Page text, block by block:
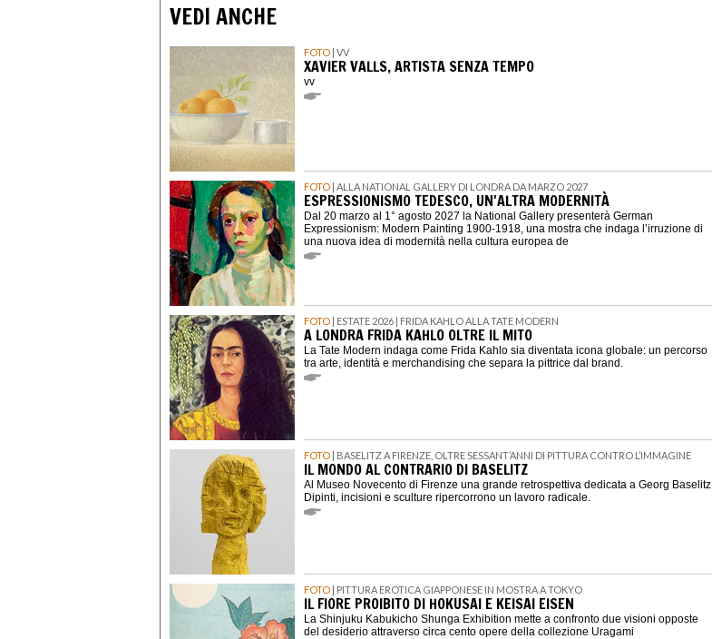
VEDI ANCHE
FOTO | VV
XAVIER VALLS, ARTISTA SENZA TEMPO
vv
FOTO | ALLA NATIONAL GALLERY DI LONDRA DA MARZO 2027
ESPRESSIONISMO TEDESCO, UN'ALTRA MODERNITÀ
Dal 20 marzo al 1° agosto 2027 la National Gallery presenterà German
Expressionism: Modern Painting 1900-1918, una mostra che indaga l’irruzione di
una nuova idea di modernità nella cultura europea de
FOTO | ESTATE 2026 | FRIDA KAHLO ALLA TATE MODERN
A LONDRA FRIDA KAHLO OLTRE IL MITO
La Tate Modern indaga come Frida Kahlo sia diventata icona globale: un percorso
tra arte, identità e merchandising che separa la pittrice dal brand.
FOTO | BASELITZ A FIRENZE, OLTRE SESSANT’ANNI DI PITTURA CONTRO L’IMMAGINE
IL MONDO AL CONTRARIO DI BASELITZ
Al Museo Novecento di Firenze una grande retrospettiva dedicata a Georg Baselitz.
Dipinti, incisioni e sculture ripercorrono un lavoro radicale.
FOTO | PITTURA EROTICA GIAPPONESE IN MOSTRA A TOKYO
IL FIORE PROIBITO DI HOKUSAI E KEISAI EISEN
La Shinjuku Kabukicho Shunga Exhibition mette a confronto due visioni opposte
del desiderio attraverso circa cento opere della collezione Uragami